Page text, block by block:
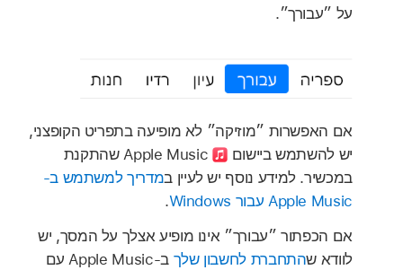
על ״עבורך״.
אם האפשרות ״מוזיקה״ לא מופיעה בתפריט הקופצני,
יש להשתמש ביישום
Apple Music שהתקנת
במכשיר. למידע נוסף יש לעיין במדריך למשתמש ב-
Apple Music עבור Windows
.
אם הכפתור ״עבורך״ אינו מופיע אצלך על המסך, יש
לוודא שהתחברת לחשבון שלך
ב‑Apple Music עם